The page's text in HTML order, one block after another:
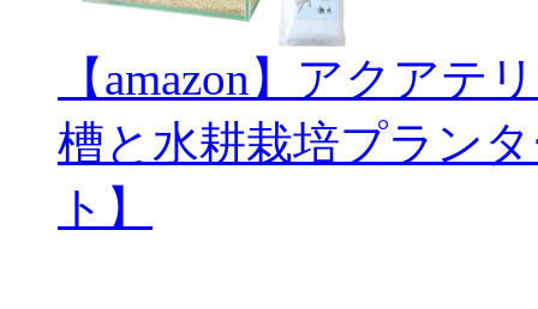
【amazon】アクアテ
槽と水耕栽培プラン
ト】